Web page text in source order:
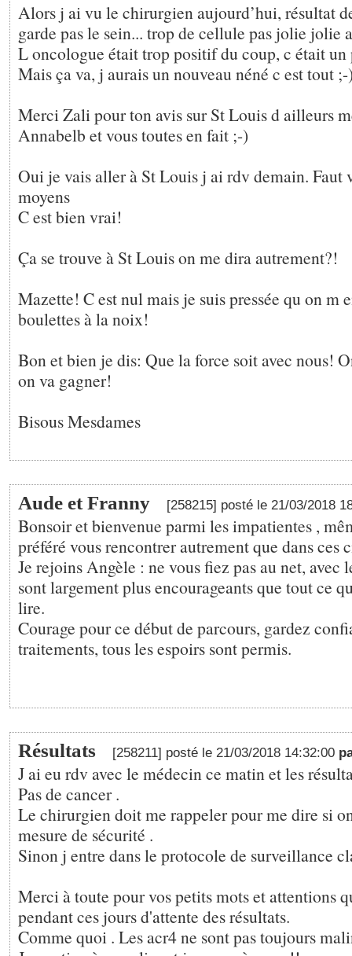
Alors j ai vu le chirurgien aujourd’hui, résultat
garde pas le sein... trop de cellule pas jolie jolie
L oncologue était trop positif du coup, c était un
Mais ça va, j aurais un nouveau néné c est tout
Merci Zali pour ton avis sur St Louis d ailleurs
Annabelb et vous toutes en fait ;-)
Oui je vais aller à St Louis j ai rdv demain. Faut
moyens
C est bien vrai!
Ça se trouve à St Louis on me dira autrement?!
Mazette! C est nul mais je suis pressée qu on m
boulettes à la noix!
Bon et bien je dis: Que la force soit avec nous!
on va gagner!
Bisous Mesdames
Aude et Franny [258215] posté le 21/03/2018
Bonsoir et bienvenue parmi les impatientes ,
préféré vous rencontrer autrement que dans ces
Je rejoins Angèle : ne vous fiez pas au net, avec
sont largement plus encourageants que tout ce
lire.
Courage pour ce début de parcours, gardez
traitements, tous les espoirs sont permis.
Résultats [258211] posté le 21/03/2018 14:32:00
J ai eu rdv avec le médecin ce matin et les
Pas de cancer .
Le chirurgien doit me rappeler pour me dire si
mesure de sécurité .
Sinon j entre dans le protocole de surveillance
Merci à toute pour vos petits mots et attentions
pendant ces jours d'attente des résultats.
Comme quoi . Les acr4 ne sont pas toujours